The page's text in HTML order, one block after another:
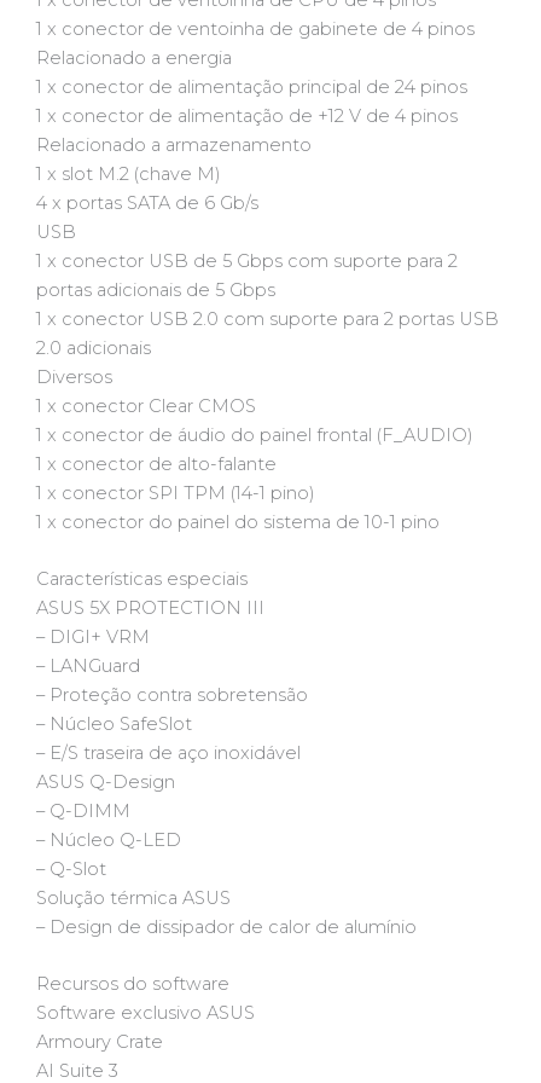
1 x conector de ventoinha de gabinete de 4 pinos
Relacionado a energia
1 x conector de alimentação principal de 24 pinos
1 x conector de alimentação de +12 V de 4 pinos
Relacionado a armazenamento
1 x slot M.2 (chave M)
4 x portas SATA de 6 Gb/s
USB
1 x conector USB de 5 Gbps com suporte para 2
portas adicionais de 5 Gbps
1 x conector USB 2.0 com suporte para 2 portas USB
2.0 adicionais
Diversos
1 x conector Clear CMOS
1 x conector de áudio do painel frontal (F_AUDIO)
1 x conector de alto-falante
1 x conector SPI TPM (14-1 pino)
1 x conector do painel do sistema de 10-1 pino
Características especiais
ASUS 5X PROTECTION III
– DIGI+ VRM
– LANGuard
– Proteção contra sobretensão
– Núcleo SafeSlot
– E/S traseira de aço inoxidável
ASUS Q-Design
– Q-DIMM
– Núcleo Q-LED
– Q-Slot
Solução térmica ASUS
– Design de dissipador de calor de alumínio
Recursos do software
Software exclusivo ASUS
Armoury Crate
AI Suite 3